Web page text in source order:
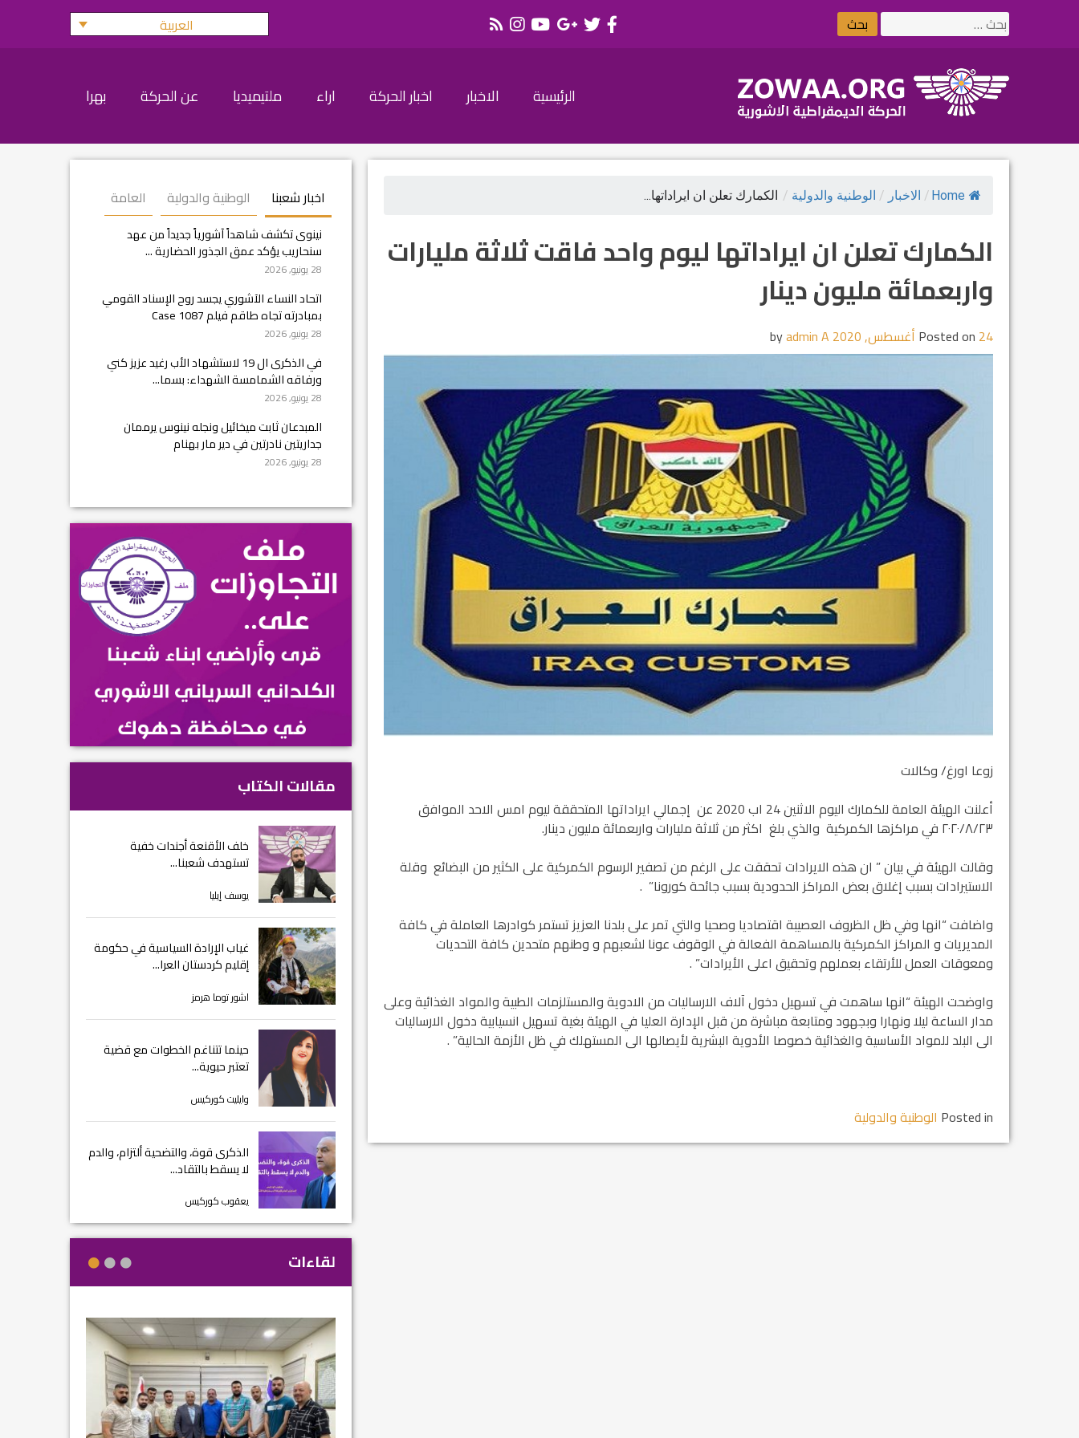
البحث
عن:
العربية
الرئيسية الاخبار اخبار الحركة اراء ملتيميديا عن الحركة بهرا
Home
/ الاخبار / الوطنية والدولية / الكمارك تعلن ان ايراداتها...
الكمارك تعلن ان ايراداتها ليوم واحد فاقت ثلاثة مليارات
واربعمائة مليون دينار
Posted on 24 أغسطس, 2020 admin A
زوعا اورغ/ وكالات
أعلنت الهيئة العامة للكمارك اليوم الاثنين 24 اب 2020 عن إجمالي ايراداتها المتحققة ليوم امس الاحد الموافق
٢٠٢٠/٨/٢٣ في مراكزها الكمركية والذي بلغ اكثر من ثلاثة مليارات واربعمائة مليون دينار.
وقالت الهيئة في بيان ” ان هذه الايرادات تحققت على الرغم من تصفير الرسوم الكمركية على الكثير من البضائع وقلة
الاستيرادات بسبب إغلاق بعض المراكز الحدودية بسبب جائحة كورونا” .
واضافت “انها وفي ظل الظروف العصيبة اقتصاديا وصحيا والتي تمر على بلدنا العزيز تستمر كوادرها العاملة في كافة
المديريات و المراكز الكمركية بالمساهمة الفعالة في الوقوف عونا لشعبهم و وطنهم متحدين كافة التحديات
ومعوقات العمل للأرتقاء بعملهم وتحقيق اعلى الأيرادات” .
واوضحت الهيئة “انها ساهمت في تسهيل دخول آلاف الارساليات من الادوية والمستلزمات الطبية والمواد الغذائية وعلى
مدار الساعة ليلا ونهارا وبجهود ومتابعة مباشرة من قبل الإدارة العليا في الهيئة بغية تسهيل انسيابية دخول الارساليات
الى البلد للمواد الأساسية والغذائية خصوصا الأدوية البشرية لأيصالها الى المستهلك في ظل الأزمة الحالية” .
Posted in الوطنية والدولية
اخبار شعبنا الوطنية والدولية العامة
نينوى تكشف شاهداً آشورياً جديداً من عهد
سنحاريب يؤكد عمق الجذور الحضارية ...
28 يونيو, 2026
اتحاد النساء الآشوري يجسد روح الإسناد القومي
بمبادرته تجاه طاقم فيلم Case 1087
28 يونيو, 2026
في الذكرى ال 19 لاستشهاد الأب رغيد عزيز كني
ورفاقه الشمامسة الشهداء: بسما...
28 يونيو, 2026
المبدعان ثابت ميخائيل ونجله نينوس يرممان
جداريتين نادرتين في دير مار بهنام
28 يونيو, 2026
مقالات الكتاب
خلف الأقنعة أجندات خفية
تستهدف شعبنا...
يوسف إيليا
غياب الإرادة السياسية في حكومة
إقليم كردستان العرا...
اشور توما هرمز
حينما تتناغم الخطوات مع قضية
تعتبر حيوية...
وايليت كوركيس
الذكرى قوة، والتضحية ألتزام، والدم
لا يسقط بالتقاد...
يعقوب كوركيس
لقاءات